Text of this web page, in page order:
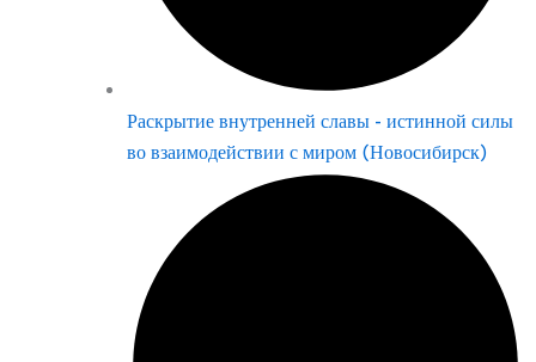
Раскрытие внутренней славы - истинной силы
во взаимодействии с миром (Новосибирск)